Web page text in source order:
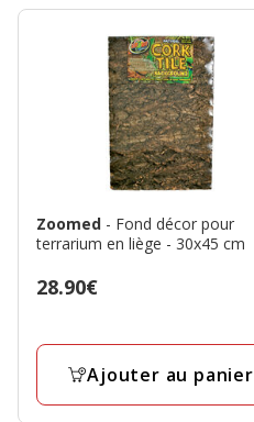
Zoomed - Fond décor pour
terrarium en liège - 30x45 cm
Prix
28.90€
Ajouter au panier